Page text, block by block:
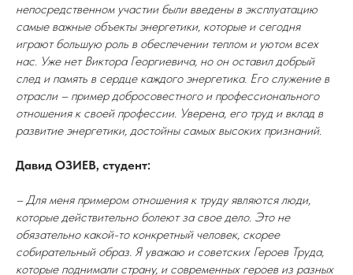
непосредственном участии были введены в эксплуатацию
самые важные объекты энергетики, которые и сегодня
играют большую роль в обеспечении теплом и уютом всех
нас. Уже нет Виктора Георгиевича, но он оставил добрый
след и память в сердце каждого энергетика. Его служение в
отрасли – пример добросовестного и профессионального
отношения к своей профессии. Уверена, его труд и вклад в
развитие энергетики, достойны самых высоких признаний.
Давид ОЗИЕВ, студент:
– Для меня примером отношения к труду являются люди,
которые действительно болеют за свое дело. Это не
обязательно какой-то конкретный человек, скорее
собирательный образ. Я уважаю и советских Героев Труда,
которые поднимали страну, и современных героев из разных